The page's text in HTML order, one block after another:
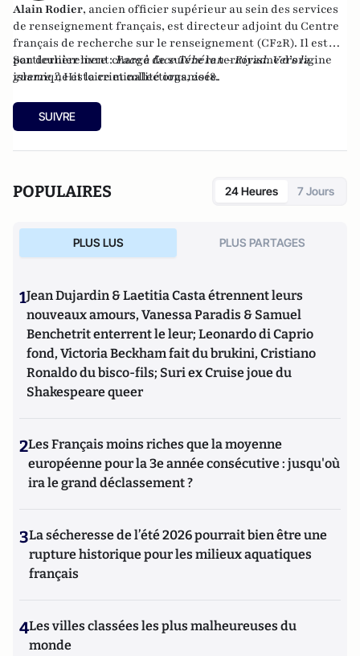
Alain Rodier, ancien officier supérieur au sein des services
de renseignement français, est directeur adjoint du Centre
français de recherche sur le renseignement (CF2R). Il est
particulièrement chargé de suivre le terrorisme d’origine
islamique et la criminalité organisée.
Son dernier livre :Face à face Téhéran - Riyad. Vers la
guerre ?, Histoire et collections, 2018.
SUIVRE
POPULAIRES 24 Heures 7 Jours
PLUS LUS PLUS PARTAGES
1Jean Dujardin & Laetitia Casta étrennent leurs
nouveaux amours, Vanessa Paradis & Samuel
Benchetrit enterrent le leur; Leonardo di Caprio
fond, Victoria Beckham fait du brukini, Cristiano
Ronaldo du bisco-fils; Suri ex Cruise joue du
Shakespeare queer
2Les Français moins riches que la moyenne
européenne pour la 3e année consécutive : jusqu'où
ira le grand déclassement ?
3La sécheresse de l’été 2026 pourrait bien être une
rupture historique pour les milieux aquatiques
français
4Les villes classées les plus malheureuses du
monde